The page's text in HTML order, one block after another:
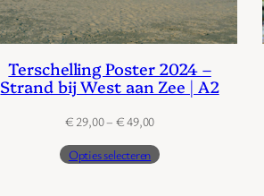
Terschelling Poster 2024 –
Strand bij West aan Zee | A2
€ 29,00– €49,00Prijsklasse:
tot
Opties selecteren